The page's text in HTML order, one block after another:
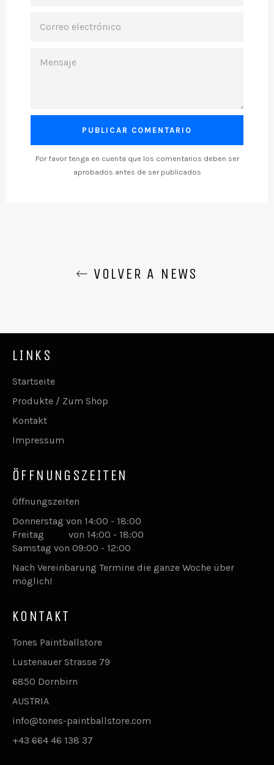
ELECTRÓNICO
Por favor tenga en cuenta que los comentarios deben ser
aprobados antes de ser publicados
VOLVER A NEWS
LINKS
Startseite
Produkte / Zum Shop
Kontakt
Impressum
ÖFFNUNGSZEITEN
Öffnungszeiten
Donnerstag von 14:00 - 18:00
Freitag von 14:00 - 18:00
Samstag von 09:00 - 12:00
Nach Vereinbarung Termine die ganze Woche über
möglich!
KONTAKT
Tones Paintballstore
Lustenauer Strasse 79
6850 Dornbirn
AUSTRIA
info@tones-paintballstore.com
+43 664 46 138 37